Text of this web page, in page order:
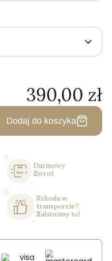
Dodaj do koszyka
390,00 zł
Darmowy
Zwrot
Szkoda w
transporcie?
Załatwimy to!